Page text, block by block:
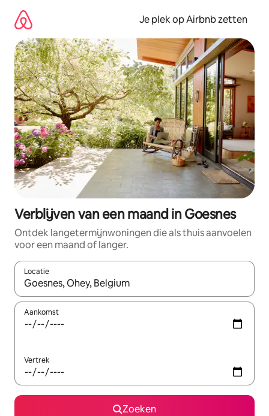
direct
naar
inhoud
Je plek op Airbnb zetten
Verblijven van een maand in Goesnes
Ontdek langetermijnwoningen die als thuis aanvoelen
voor een maand of langer.
Locatie
Wanneer er resultaten beschikbaar zijn, maak je een keuze
Aankomst
Vertrek
Zoeken